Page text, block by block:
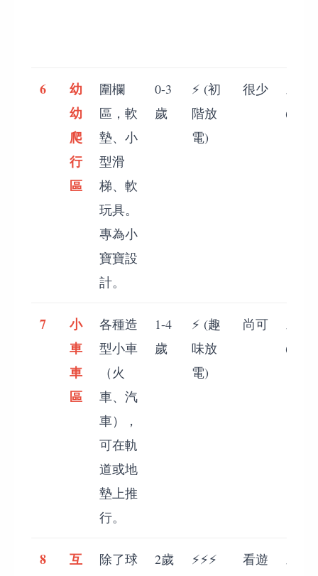
6
幼
幼
爬
行
區
圍欄
區，軟
墊、小
型滑
梯、軟
玩具。
專為小
寶寶設
計。
0-3
歲
⚡ (初
階放
電)
很少
(安
7
小
車
車
區
各種造
型小車
（火
車、汽
車），
可在軌
道或地
墊上推
行。
1-4
歲
⚡ (趣
味放
電)
尚可
(輕
8
互
除了球
2歲
⚡⚡⚡
看遊